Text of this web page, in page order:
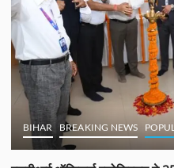
BIHAR BREAKING NEWS